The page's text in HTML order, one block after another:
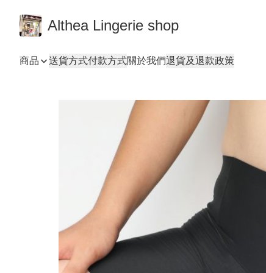
Althea Lingerie shop
商品 送貨方式付款方式關於我們退貨及退款政策